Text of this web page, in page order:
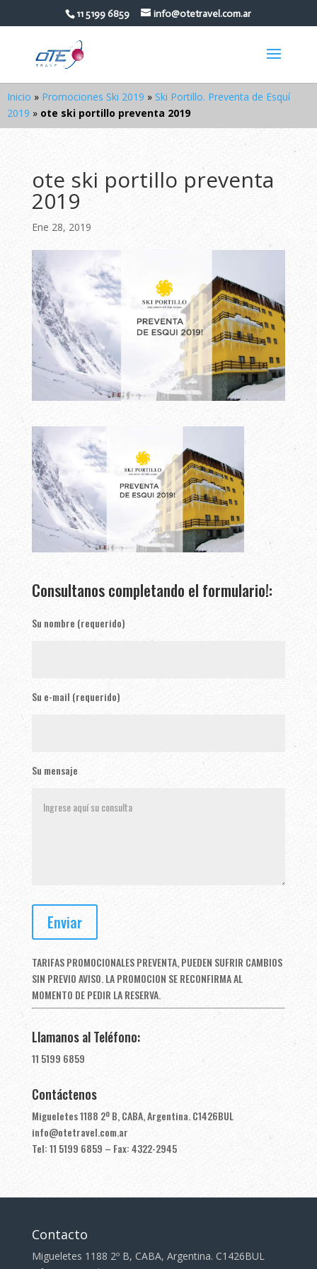
11 5199 6859 info@otetravel.com.ar
Inicio » Promociones Ski 2019 » Ski Portillo. Preventa de Esquí
2019 » ote ski portillo preventa 2019
ote ski portillo preventa
2019
Ene 28, 2019
Consultanos completando el formulario!:
Su nombre (requerido)
Su e-mail (requerido)
Su mensaje
TARIFAS PROMOCIONALES PREVENTA, PUEDEN SUFRIR CAMBIOS
SIN PREVIO AVISO. LA PROMOCION SE RECONFIRMA AL
MOMENTO DE PEDIR LA RESERVA.
Llamanos al Teléfono:
11 5199 6859
Contáctenos
Migueletes 1188 2º B, CABA, Argentina. C1426BUL
info@otetravel.com.ar
Tel: 11 5199 6859 – Fax: 4322-2945
Contacto
Migueletes 1188 2º B, CABA, Argentina. C1426BUL